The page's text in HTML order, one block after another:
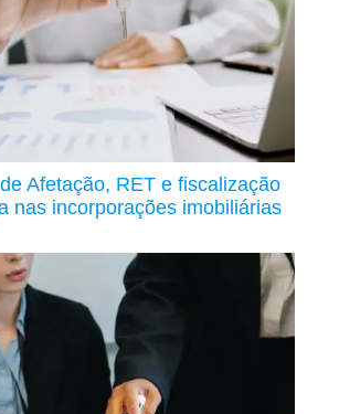
Afetação, RET e fiscalização
nas incorporações imobiliárias